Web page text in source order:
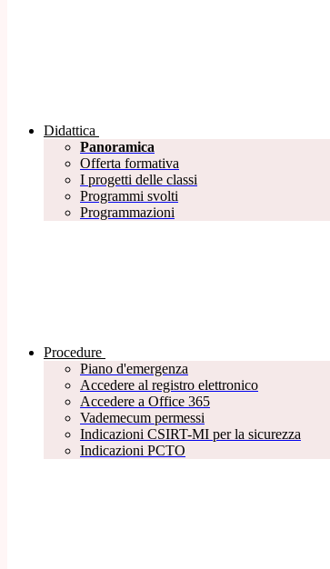
Didattica
Panoramica
Offerta formativa
I progetti delle classi
Programmi svolti
Programmazioni
Procedure
Piano d'emergenza
Accedere al registro elettronico
Accedere a Office 365
Vademecum permessi
Indicazioni CSIRT-MI per la sicurezza
Indicazioni PCTO